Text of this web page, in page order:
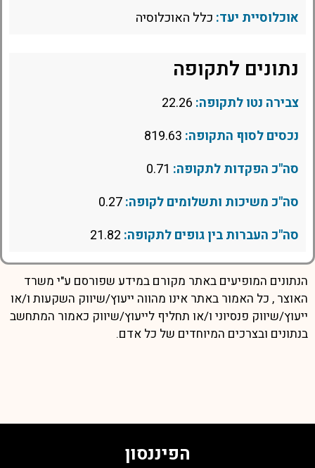
אוכלוסיית יעד: כלל האוכלוסיה
נתונים לתקופה
צבירה נטו לתקופה:
נכסים לסוף התקופה:
סה"כ הפקדות לתקופה:
סה"כ משיכות ותשלומים לקופה:
סה"כ העברות בין גופים לתקופה:
הנתונים המופיעים באתר מקורם במידע שפורסם ע"י משרד
האוצר , כל האמור באתר אינו מהווה ייעוץ/שיווק השקעות ו/או
ייעוץ/שיווק פנסיוני ו/או תחליף לייעוץ/שיווק כאמור המתחשב
בנתונים ובצרכים המיוחדים של כל אדם.
הפיננסון